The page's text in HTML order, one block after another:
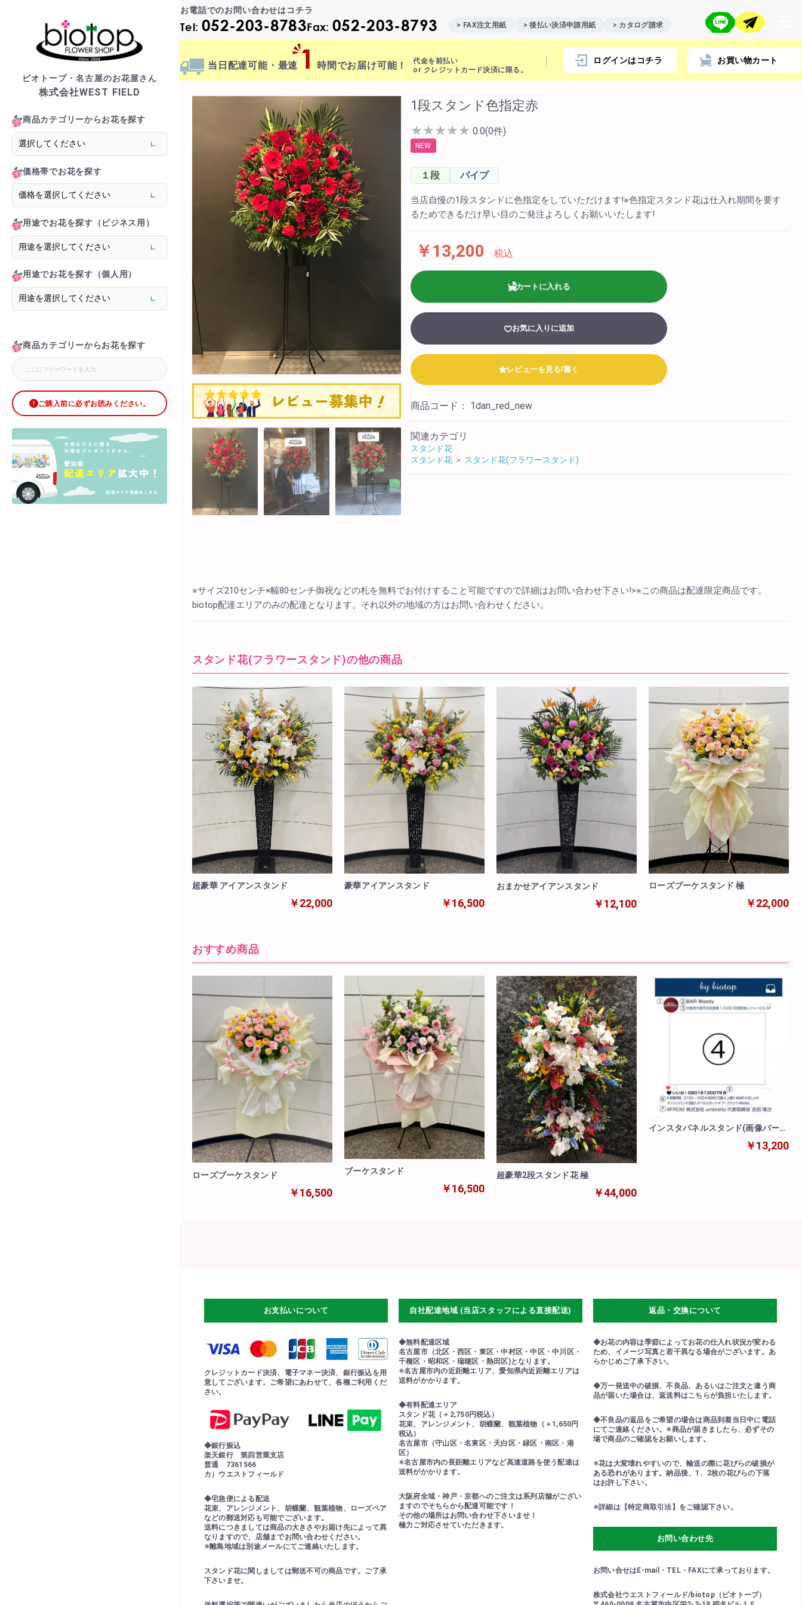
ビオトープ・名古屋のお花屋さん
株式会社WEST FIELD
商品カテゴリーからお花を探す
価格帯でお花を探す
用途でお花を探す（ビジネス用）
用途でお花を探す（個人用）
商品カテゴリーからお花を探す
ご購入前に必ずお読みください。
お電話でのお問い合わせはコチラ
Tel: 052-203-8783Fax: 052-203-8793 > FAX注文用紙 > 後払い決済申請用紙 > カタログ請求
当日配達可能・最速 1 時間でお届け可能！
代金を前払い
or クレジットカード決済に限る。
ログインはコチラ お買い物カート
biotop Site Contents
商品一覧カテゴリー
> フラワースタンド
> バルーンスタンド
> オーダーメイド
> フラワーアレンジメント
> バルーン＆ぬいぐるみアレンジメント
> 花束(フラワーブーケ)
> バルーン＆ぬいぐるみ花束
> メモリアルフラワー
> ラグジュアリーフラワー
> バラ
> サプライズ装飾・ホテル装飾
> バルーン装飾
> シャンパンタワー
> アーチ
> ブリザードフラワー
> ボックスフラワー
> ローズベア
> 金額調整オプション
サプライズ装飾ギャラリー
FAX注文用紙
後払い決済申請用紙
スタッフブログ
biotopについて
法人様向け
会社概要
採用情報
> biotop 心斎橋店
> biotop 北新地店
> biotop 広島店
ログインはコチラ
お買い物カート
Tel:052-203-8783
1段スタンド色指定赤
★★★★★ 0.0(0件)
NEW
１段 パイプ
当店自慢の1段スタンドに色指定をしていただけます!※色指定スタンド花は仕入れ期間を要す
るためできるだけ早い目のご発注よろしくお願いいたします!
￥13,200 税込
カートに入れる
お気に入りに追加
レビューを見る/書く
商品コード： 1dan_red_new
関連カテゴリ
スタンド花
スタンド花 ＞ スタンド花(フラワースタンド)
※サイズ210センチ×幅80センチ御祝などの札を無料でお付けすること可能ですので詳細はお問い合わせ下さい!>※この商品は配達限定商品です。
biotop配達エリアのみの配達となります。それ以外の地域の方はお問い合わせください。
スタンド花(フラワースタンド)の他の商品
超豪華 アイアンスタンド
￥22,000
豪華アイアンスタンド
￥16,500
おまかせアイアンスタンド
￥12,100
ローズブーケスタンド 極
￥22,000
おすすめ商品
ローズブーケスタンド
￥16,500
ブーケスタンド
￥16,500
超豪華2段スタンド花 極
￥44,000
インスタパネルスタンド(画像バージ
￥13,200
お支払いについて
クレジットカード決済、電子マネー決済、銀行振込を用
意してございます。ご希望にあわせて、各種ご利用くだ
さい。
◆銀行振込
楽天銀行 第四営業支店
普通 7361566
カ）ウエストフィールド
◆宅急便による配送
花束、アレンジメント、胡蝶蘭、観葉植物、ローズベア
などの郵送対応も可能でございます。
送料につきましては商品の大きさやお届け先によって異
なりますので、店舗までお問い合わせください。
※離島地域は別途メールにてご連絡いたします。
スタンド花に関しましては郵送不可の商品です。ご了承
下さいませ。
自社配達地域 (当店スタッフによる直接配送)
◆無料配達区域
名古屋市（北区・西区・東区・中村区・中区・中川区・
千種区・昭和区・瑞穂区・熱田区)となります。
※名古屋市内の近距離エリア、愛知県内近距離エリアは
送料がかかります。
◆有料配達エリア
スタンド花（＋2,750円税込）
花束、アレンジメント、胡蝶蘭、観葉植物（＋1,650円
税込）
名古屋市（守山区・名東区・天白区・緑区・南区・港
区）
※名古屋市内の長距離エリアなど高速道路を使う配達は
送料がかかります。
大阪府全域・神戸・京都へのご注文は系列店舗がござい
ますのでそちらから配達可能です！
その他の場所はお問い合わせ下さいませ！
極力ご対応させていただきます。
返品・交換について
◆お花の内容は季節によってお花の仕入れ状況が変わる
ため、イメージ写真と若干異なる場合がございます。あ
らかじめご了承下さい。
◆万一発送中の破損、不良品、あるいはご注文と違う商
品が届いた場合は、返送料はこちらが負担いたします。
◆不良品の返品をご希望の場合は商品到着当日中に電話
にてご連絡ください。※商品が届きましたら、必ずその
場で商品のご確認をお願いします。
※花は大変壊れやすいので、輸送の際に花びらの破損が
ある恐れがあります。納品後、1、2枚の花びらの下落
はお許し下さい。
※詳細は【特定商取引法】をご確認下さい。
お問い合わせ先
お問い合せはE-mail・TEL・FAXにて承っております。
株式会社ウエストフィールド/biotop（ビオトープ）